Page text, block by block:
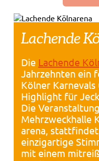
Lachende
Die Lachende
Jahrzehnten ein
Kölner
Highlight für
Die
Mehrzweckhalle
arena,
einzigartige
mit einem